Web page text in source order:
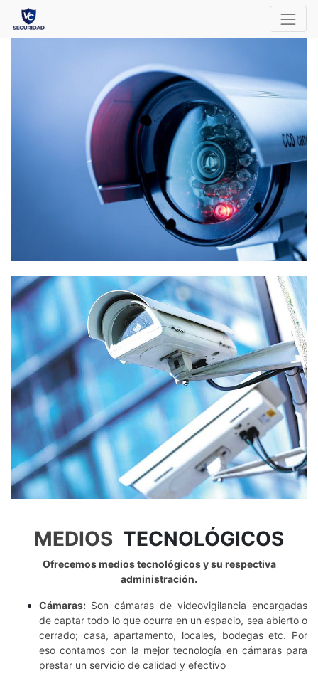
MEDIOS TECNOLÓGICOS
Ofrecemos medios tecnológicos y su respectiva
administración.
Cámaras: Son cámaras de videovigilancia encargadas
de captar todo lo que ocurra en un espacio, sea abierto o
cerrado; casa, apartamento, locales, bodegas etc. Por
eso contamos con la mejor tecnología en cámaras para
prestar un servicio de calidad y efectivo